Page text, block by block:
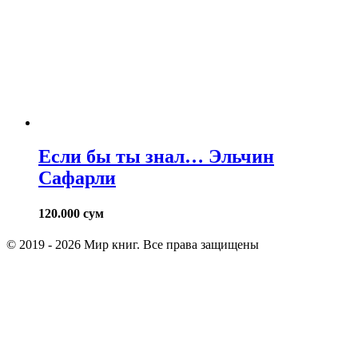
Если бы ты знал… Эльчин
Сафарли
120.000 сум
© 2019 - 2026 Мир книг. Все права защищены